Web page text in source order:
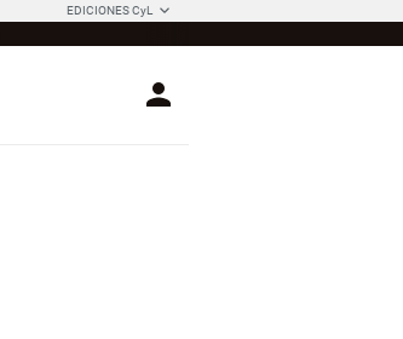
EDICIONES CyL
Login